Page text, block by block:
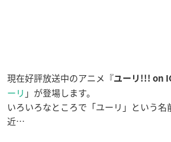
現在好評放送中のアニメ『ユーリ!!! on
ーリ 」が登場します。
いろいろなところで「ユーリ」という名
近…